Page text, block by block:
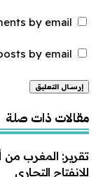
by email.
by email.
مقالات ذات صلة
تقرير: المغرب من
للانفتاح التجاري